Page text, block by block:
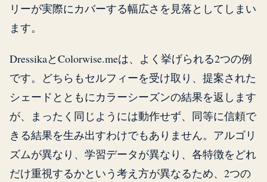
リーが実際にカバーする幅広さを見落としてしまい
ます。
DressikaとColorwise.meは、よく挙げられる2つの例
です。どちらもセルフィーを受け取り、提案された
シェードとともにカラーシーズンの結果を返します
が、まったく同じようには動作せず、同等に信頼で
きる結果を生み出すわけでもありません。アルゴリ
ズムが異なり、学習データが異なり、各特徴をどれ
だけ重視するかという考え方が異なるため、2つの